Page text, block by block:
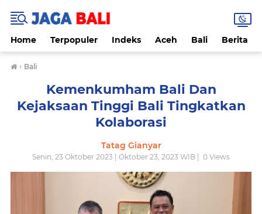
Home Terpopuler Indeks Aceh Bali Berita
› Bali
Kemenkumham Bali Dan
Kejaksaan Tinggi Bali Tingkatkan
Kolaborasi
Tatag Gianyar
Senin, 23 Oktober 2023 | Oktober 23, 2023 WIB | 0 Views